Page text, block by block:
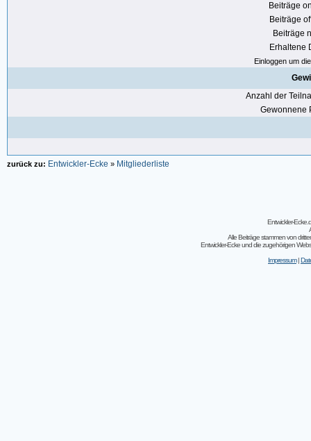
Beiträge
Beiträge
Beiträge
Erhaltene
Einloggen um
Anzahl der
Gewonnene
zurück zu: Entwickler-Ecke » Mitgliederliste
Entwickler-
Alle Beiträge stammen von
Entwickler-Ecke und die zugehörigen
Impressum|